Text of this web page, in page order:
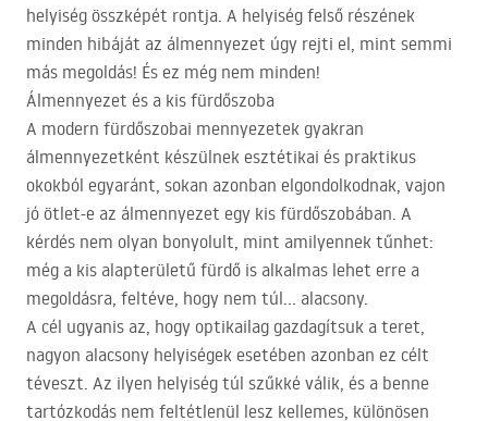
helyiség összképét rontja. A helyiség felső részének
minden hibáját az álmennyezet úgy rejti el, mint semmi
más megoldás! És ez még nem minden!
Álmennyezet és a kis fürdőszoba
A modern fürdőszobai mennyezetek gyakran
álmennyezetként készülnek esztétikai és praktikus
okokból egyaránt, sokan azonban elgondolkodnak, vajon
jó ötlet-e az álmennyezet egy kis fürdőszobában. A
kérdés nem olyan bonyolult, mint amilyennek tűnhet:
még a kis alapterületű fürdő is alkalmas lehet erre a
megoldásra, feltéve, hogy nem túl… alacsony.
A cél ugyanis az, hogy optikailag gazdagítsuk a teret,
nagyon alacsony helyiségek esetében azonban ez célt
téveszt. Az ilyen helyiség túl szűkké válik, és a benne
tartózkodás nem feltétlenül lesz kellemes, különösen